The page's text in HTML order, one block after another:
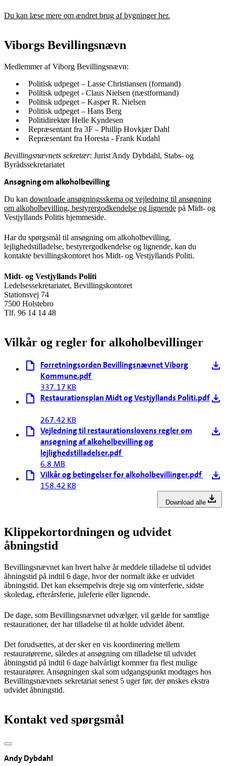
Du kan læse mere om ændret brug af bygninger her.
Viborgs Bevillingsnævn
Medlemmer af Viborg Bevillingsnævn:
Politisk udpeget – Lasse Christiansen (formand)
Politisk udpeget - Claus Nielsen (næstformand)
Politisk udpeget – Kasper R. Nielsen
Politisk udpeget – Hans Berg
Politidirektør Helle Kyndesen
Repræsentant fra 3F – Phillip Hovkjær Dahl
Repræsentant fra Horesta - Frank Kudahl
Bevillingsnævnets sekretær: Jurist Andy Dybdahl, Stabs- og
Byrådssekretariatet
Ansøgning om alkoholbevilling
Du kan downloade ansøgningsskema og vejledning til ansøgning
om alkoholbevilling, bestyrergodkendelse og lignende på Midt- og
Vestjyllands Politis hjemmeside.
Har du spørgsmål til ansøgning om alkoholbevilling,
lejlighedstilladelse, bestyrergodkendelse og lignende, kan du
kontakte bevillingskontoret hos Midt- og Vestjyllands Politi.
Midt- og Vestjyllands Politi
Ledelsessekretariatet, Bevillingskontoret
Stationsvej 74
7500 Holstebro
Tlf. 96 14 14 48
Vilkår og regler for alkoholbevillinger
Forretningsorden Bevillingsnævnet Viborg
Kommune.pdf
337.17 KB
Restaurationsplan Midt og Vestjyllands Politi.pdf
267.42 KB
Vejledning til restaurationslovens regler om
ansøgning af alkoholbevilling og
lejlighedstilladelser.pdf
6.8 MB
Vilkår og betingelser for alkoholbevillinger.pdf
158.42 KB
Download alle
Klippekortordningen og udvidet
åbningstid
Bevillingsnævnet kan hvert halve år meddele tilladelse til udvidet
åbningstid på indtil 6 dage, hvor der normalt ikke er udvidet
åbningstid. Det kan eksempelvis dreje sig om vinterferie, sidste
skoledag, efterårsferie, juleferie eller lignende.
De dage, som Bevillingsnævnet udvælger, vil gælde for samtlige
restaurationer, der har tilladelse til at holde udvidet åbent.
Det forudsættes, at der sker en vis koordinering mellem
restauratørerne, således at ansøgning om tilladelse til udvidet
åbningstid på indtil 6 dage halvårligt kommer fra flest mulige
restauratører. Ansøgningen skal som udgangspunkt modtages hos
Bevillingsnævnets sekretariat senest 5 uger før, der ønskes ekstra
udvidet åbningstid.
Kontakt ved spørgsmål
Andy Dybdahl